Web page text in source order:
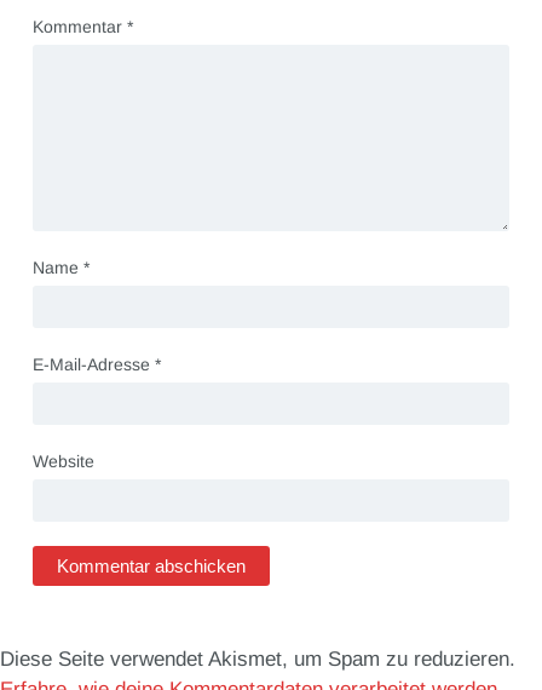
Kommentar *
Name *
E-Mail-Adresse *
Website
Diese Seite verwendet Akismet, um Spam zu reduzieren.